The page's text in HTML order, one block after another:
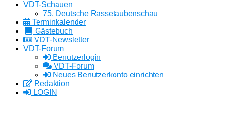
VDT-Schauen
75. Deutsche Rassetaubenschau
Terminkalender
Gästebuch
VDT-Newsletter
VDT-Forum
Benutzerlogin
VDT-Forum
Neues Benutzerkonto einrichten
Redaktion
LOGIN